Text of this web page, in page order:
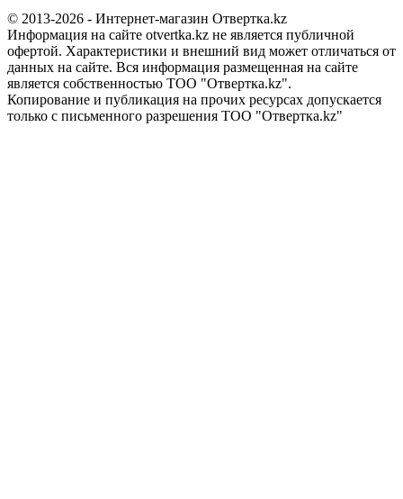
© 2013-2026 - Интернет-магазин Отвертка.kz
Информация на сайте otvertka.kz не является публичной
офертой. Характеристики и внешний вид может отличаться от
данных на сайте. Вся информация размещенная на сайте
является собственностью ТОО "Отвертка.kz".
Копирование и публикация на прочих ресурсах допускается
только с письменного разрешения ТОО "Отвертка.kz"